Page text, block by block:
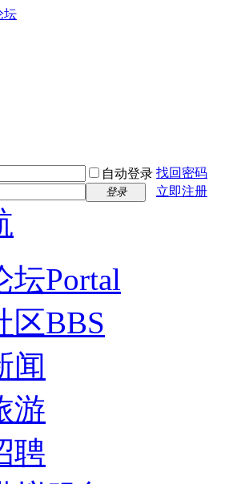
坛
自动登录 找回密码
登录 立即注册
坛Portal
区BBS
闻
游
聘